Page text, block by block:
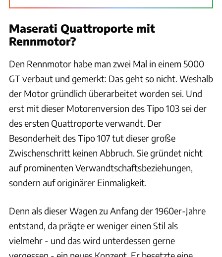
Maserati Quattroporte mit
Rennmotor?
Den Rennmotor habe man zwei Mal in einem 5000
GT verbaut und gemerkt: Das geht so nicht. Weshalb
der Motor gründlich überarbeitet worden sei. Und
erst mit dieser Motorenversion des Tipo 103 sei der
des ersten Quattroporte verwandt. Der
Besonderheit des Tipo 107 tut dieser große
Zwischenschritt keinen Abbruch. Sie gründet nicht
auf prominenten Verwandtschaftsbeziehungen,
sondern auf originärer Einmaligkeit.
Denn als dieser Wagen zu Anfang der 1960er-Jahre
entstand, da prägte er weniger einen Stil als
vielmehr - und das wird unterdessen gerne